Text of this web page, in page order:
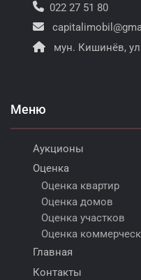
022 27 51 80
мун. Кишинёв,
Меню
Аукционы
Оценка
Оценка квартир
Оценка домов
Оценка участков
Оценка
Главная
Контакты